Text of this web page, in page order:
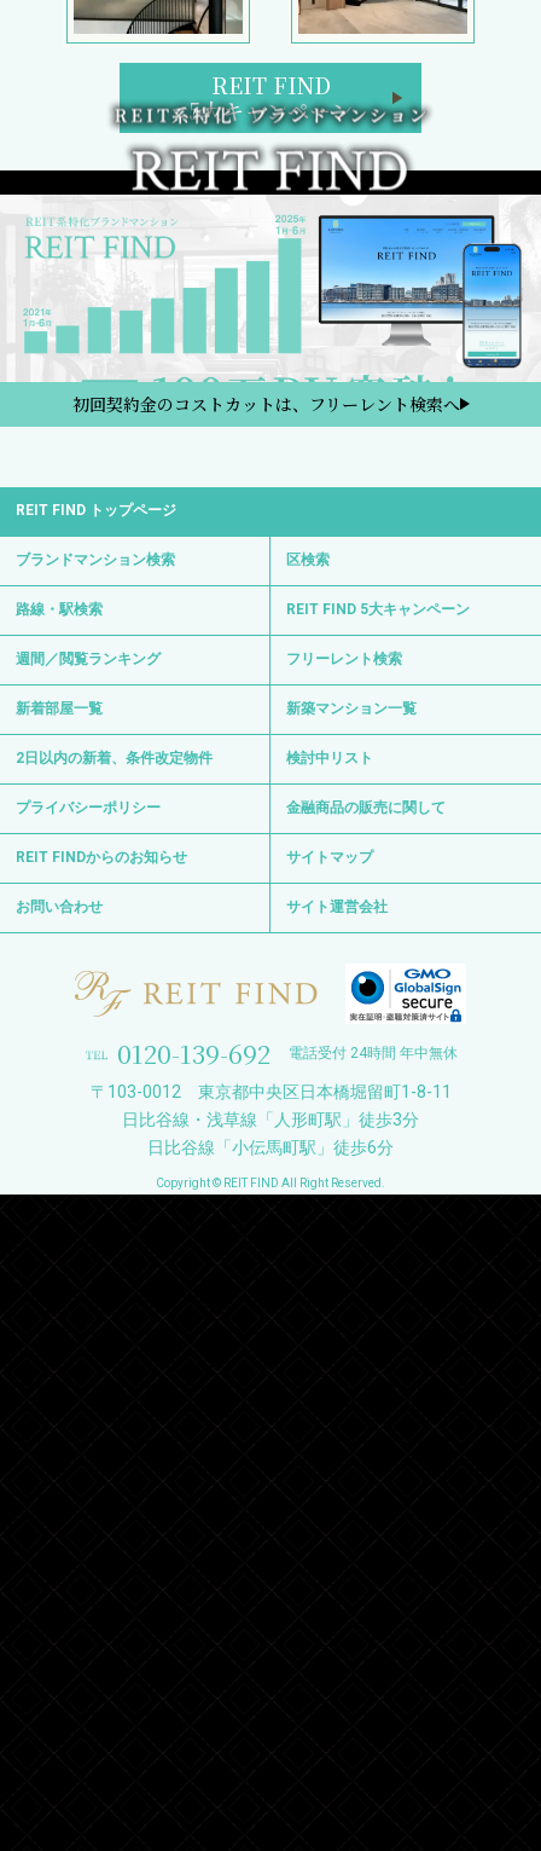
REIT FIND
5大キャンペーン
初回契約金のコストカットは、フリーレント検索へ
REIT FIND トップページ
ブランドマンション検索 区検索
路線・駅検索 REIT FIND 5大キャンペーン
週間／閲覧ランキング フリーレント検索
新着部屋一覧 新築マンション一覧
2日以内の新着、条件改定物件 検討中リスト
プライバシーポリシー 金融商品の販売に関して
REIT FINDからのお知らせ サイトマップ
お問い合わせ サイト運営会社
0120-139-692 電話受付 24時間 年中無休
〒103-0012 東京都中央区日本橋堀留町1-8-11
日比谷線・浅草線「人形町駅」徒歩3分
日比谷線「小伝馬町駅」徒歩6分
Copyright © REIT FIND All Right Reserved.